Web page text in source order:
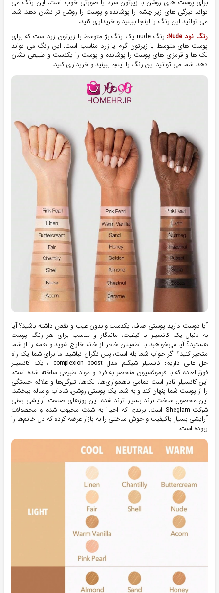
برای پوست های روشن با زیرتون سرد یا صورتی خوب است. این رنگ می
تواند تیرگی های زیر چشم را پوشانده و پوست را روشن تر نشان دهد. شما
می توانید این رنگ را اینجا ببینید و خریداری کنید.
رنگ نود Nude:
رنگ nude یک رنگ بژ متوسط با زیرتون زرد است که برای
پوست های متوسط با زیرتون گرم یا زرد مناسب است. این رنگ می تواند
لک ها و قرمزی های پوست را پوشانده و پوست را یکدست و طبیعی نشان
دهد. شما می توانید این رنگ را اینجا ببینید و خریداری کنید.
آیا دوست دارید پوستی صاف، یکدست و بدون عیب و نقص داشته باشید؟ آیا
به دنبال یک کانسیلر با کیفیت، ماندگار و مناسب برای هر رنگ پوست
هستید؟ آیا می‌خواهید با اطمینان خاطر از خانه خارج شوید و همه را از شما
متحیر کنید؟ اگر جواب شما بله است، پس نگران نباشید. ما برای شما یک راه
حل عالی داریم: کانسیلر شیگلم مدل complexion boost ، یک کانسیلر
فوق‌العاده که با فرمولاسیون منحصر به فرد و مواد طبیعی ساخته شده است.
این کانسیلر قادر است تمامی ناهمواری‌ها، لک‌ها، تیرگی‌ها و علائم خستگی
را از پوست شما پنهان کند و به شما یک پوستی روشن، شاداب و سالم ببخشد.
این محصول ساخت برند بسیار ترند شده این روزهای صنعت آرایشی یعنی
شرکت Sheglam است. برندی که اخیرا به شدت محبوب شده و محصولات
آرایشی بسیار باکیفیت و خوش ساختی را به بازار عرضه کرده که دل خانم‌ها را
ربوده است.